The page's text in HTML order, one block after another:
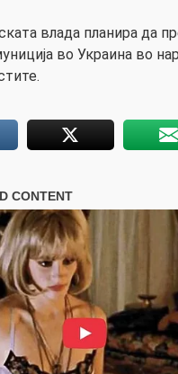
влада планира да
во Украина во